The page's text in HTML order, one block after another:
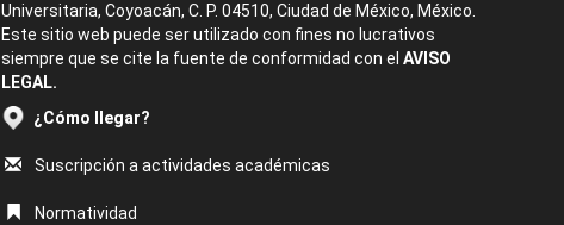
Universitaria, Coyoacán, C. P. 04510, Ciudad de México, México.
Este sitio web puede ser utilizado con fines no lucrativos
siempre que se cite la fuente de conformidad con el AVISO
LEGAL.
¿Cómo llegar?
Suscripción a actividades académicas
Normatividad